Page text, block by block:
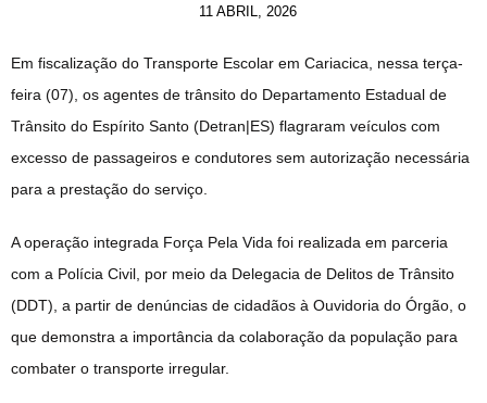
11 ABRIL, 2026
Em fiscalização do Transporte Escolar em Cariacica, nessa terça-
feira (07), os agentes de trânsito do Departamento Estadual de
Trânsito do Espírito Santo (Detran|ES) flagraram veículos com
excesso de passageiros e condutores sem autorização necessária
para a prestação do serviço.
A operação integrada Força Pela Vida foi realizada em parceria
com a Polícia Civil, por meio da Delegacia de Delitos de Trânsito
(DDT), a partir de denúncias de cidadãos à Ouvidoria do Órgão, o
que demonstra a importância da colaboração da população para
combater o transporte irregular.